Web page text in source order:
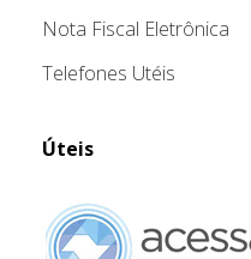
Nota Fiscal Eletrônica
Telefones Utéis
Úteis